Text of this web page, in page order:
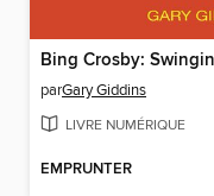
parGary Giddins
LIVRE NUMÉRIQUE
EMPRUNTER